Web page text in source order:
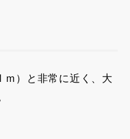
m）と非常に近く、大